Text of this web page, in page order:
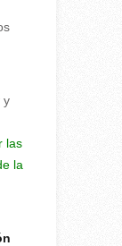
y
las
la